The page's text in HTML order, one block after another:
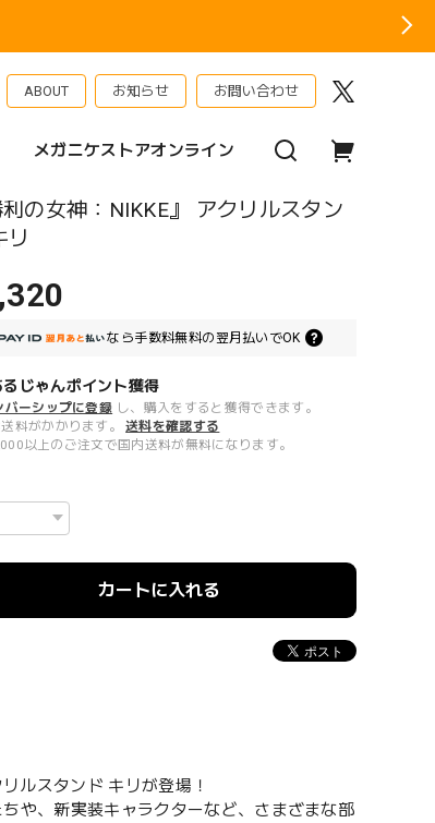
ABOUT お知らせ お問い合わせ
メガニケストアオンライン
利の女神：NIKKE』 アクリルスタン
リ
なら手数料無料の 翌月払いでOK
るじゃんポイント獲得
バーシップに登録 し、購入をすると獲得できます。
料がかかります。
送料を確認する
以上のご注文で国内送料が無料になります。
カートに入れる
ルスタンド キリが登場！
や、新実装キャラクターなど、さまざまな部